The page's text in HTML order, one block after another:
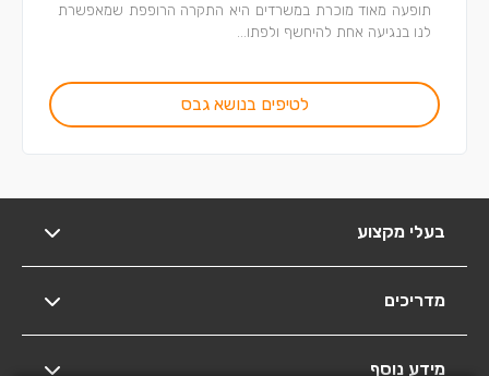
תופעה מאוד מוכרת במשרדים היא התקרה הרופפת שמאפשרת
לנו בנגיעה אחת להיחשף ולפתו...
לטיפים בנושא גבס
בעלי מקצוע
מדריכים
מידע נוסף